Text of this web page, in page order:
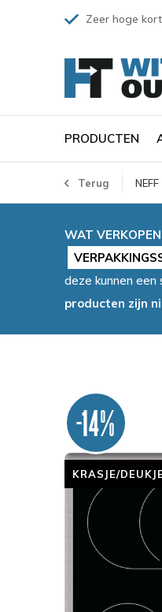
PRODUCTEN
Zeer hoge
Terug
WAT
deze kunnen
producten zijn
-14%
KRASJE/